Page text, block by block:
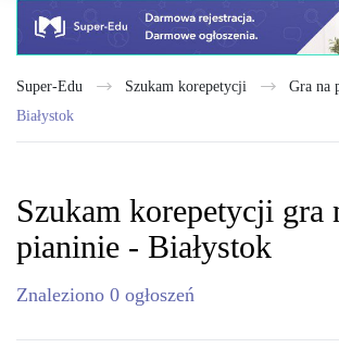
Super-Edu Szukam korepetycji
gra
Białystok
Szukam korepetycji gra
pianinie - Białystok
Znaleziono 0 ogłoszeń